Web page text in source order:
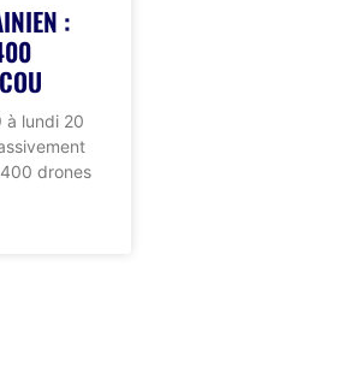
:
à lundi 20
drones